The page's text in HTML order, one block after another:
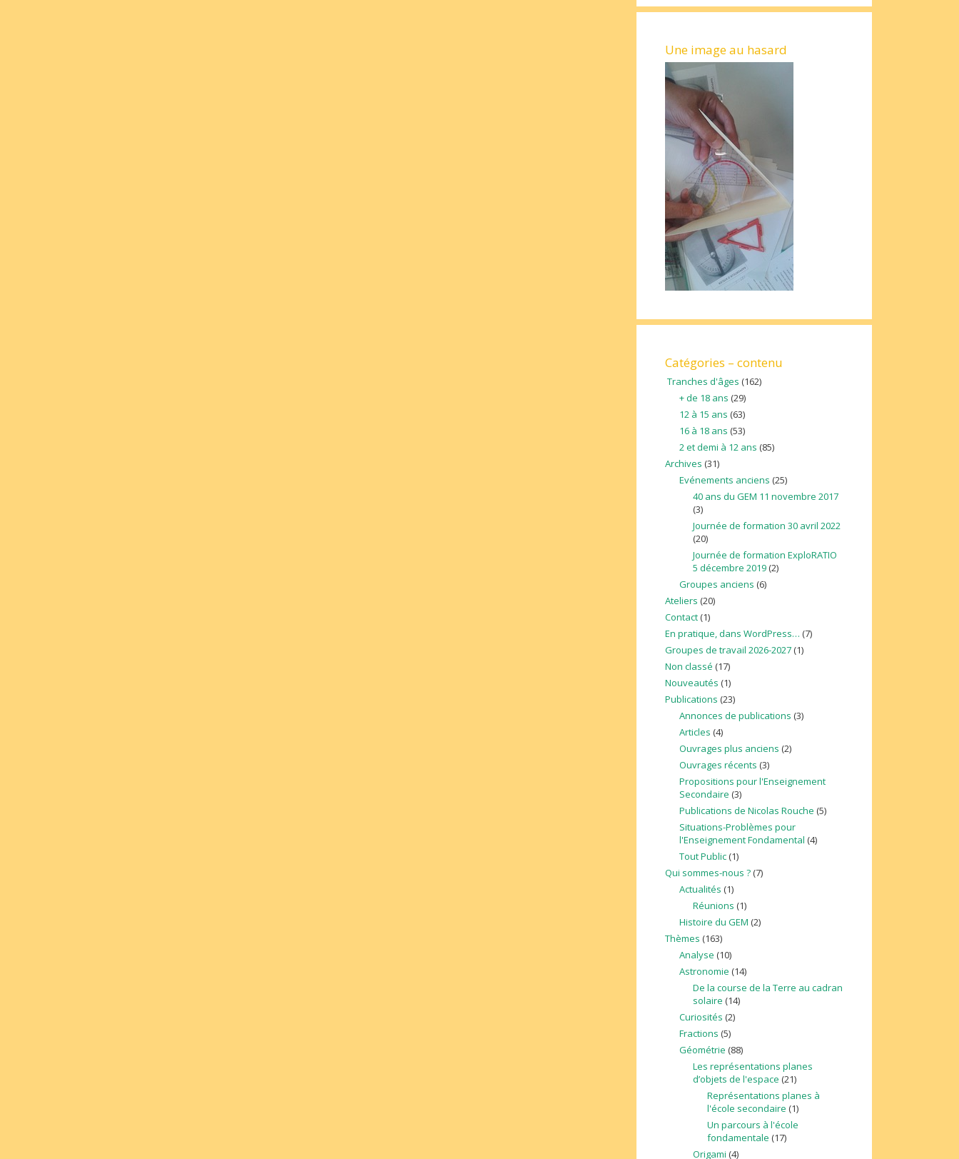
Une image au hasard
Catégories – contenu
Tranches d'âges (162)
+ de 18 ans (29)
12 à 15 ans (63)
16 à 18 ans (53)
2 et demi à 12 ans (85)
Archives (31)
Evénements anciens (25)
40 ans du GEM 11 novembre 2017
(3)
Journée de formation 30 avril 2022
(20)
Journée de formation ExploRATIO
5 décembre 2019 (2)
Groupes anciens (6)
Ateliers (20)
Contact (1)
En pratique, dans WordPress… (7)
Groupes de travail 2026-2027 (1)
Non classé (17)
Nouveautés (1)
Publications (23)
Annonces de publications (3)
Articles (4)
Ouvrages plus anciens (2)
Ouvrages récents (3)
Propositions pour l'Enseignement
Secondaire (3)
Publications de Nicolas Rouche (5)
Situations-Problèmes pour
l'Enseignement Fondamental (4)
Tout Public(1)
Qui sommes-nous ? (7)
Actualités (1)
Réunions (1)
Histoire du GEM (2)
Thèmes (163)
Analyse (10)
Astronomie (14)
De la course de la Terre au cadran
solaire (14)
Curiosités (2)
Fractions (5)
Géométrie (88)
Les représentations planes
d’objets de l'espace (21)
Représentations planes à
l'école secondaire (1)
Un parcours à l'école
fondamentale (17)
Origami (4)